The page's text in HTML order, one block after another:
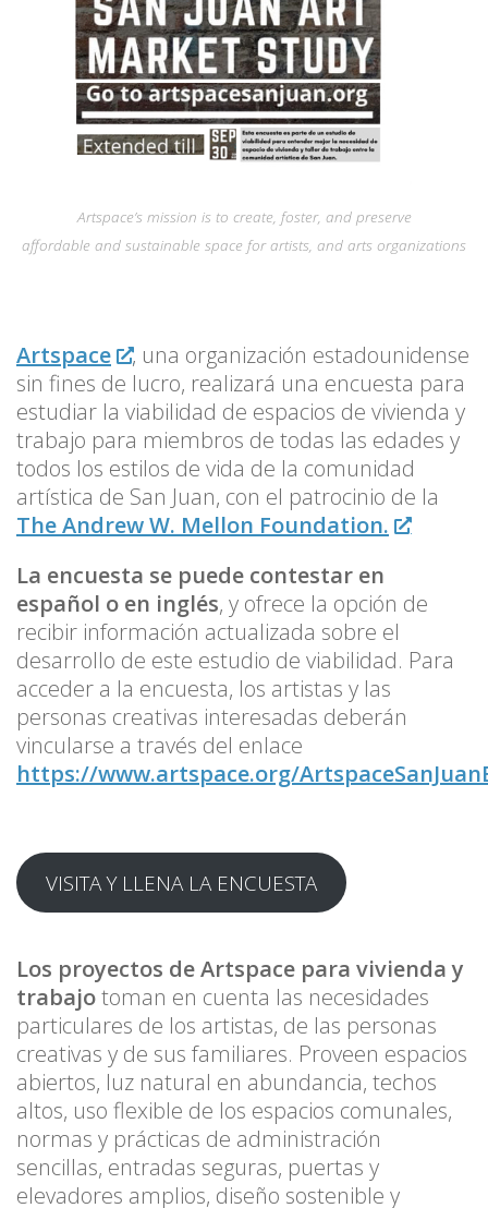
Artspace’s mission is to create, foster, and preserve
affordable and sustainable space for artists, and arts organizations
Artspace
, una organización estadounidense
sin fines de lucro, realizará una encuesta para
estudiar la viabilidad de espacios de vivienda y
trabajo para miembros de todas las edades y
todos los estilos de vida de la comunidad
artística de San Juan, con el patrocinio de la
The Andrew W. Mellon Foundation.
La encuesta se puede contestar en
español o en inglés, y ofrece la opción de
recibir información actualizada sobre el
desarrollo de este estudio de viabilidad. Para
acceder a la encuesta, los artistas y las
personas creativas interesadas deberán
vincularse a través del enlace
https://www.artspace.org/
VISITA Y LLENA LA ENCUESTA
Los proyectos de Artspace para vivienda y
trabajotoman en cuenta las necesidades
particulares de los artistas, de las personas
creativas y de sus familiares. Proveen espacios
abiertos, luz natural en abundancia, techos
altos, uso flexible de los espacios comunales,
normas y prácticas de administración
sencillas, entradas seguras, puertas y
elevadores amplios, diseño sostenible y